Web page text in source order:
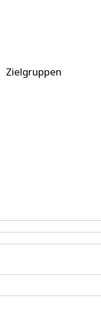
Zielgruppen